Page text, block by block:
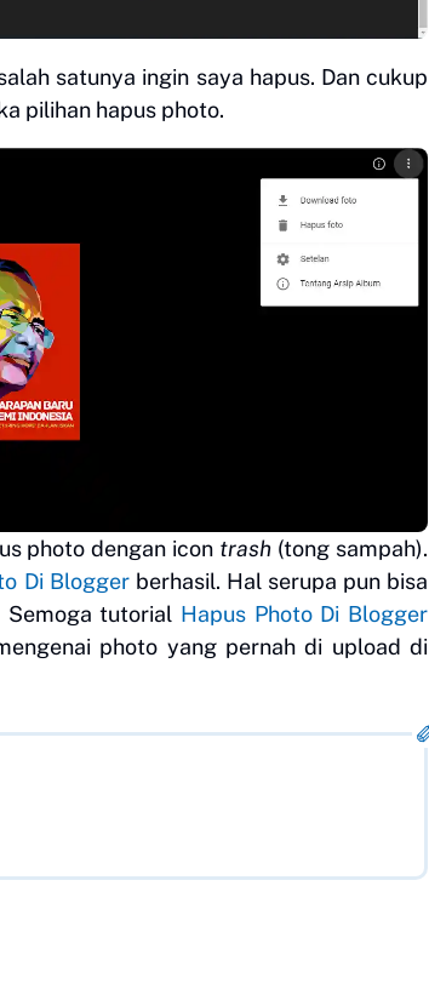
satunya ingin saya hapus. Dan cukup
pilihan hapus photo.
photo dengan icon trash (tong sampah).
Di Bloggerberhasil. Hal serupa pun bisa
tutorial Hapus Photo Di Blogger
photo yang pernah di upload di